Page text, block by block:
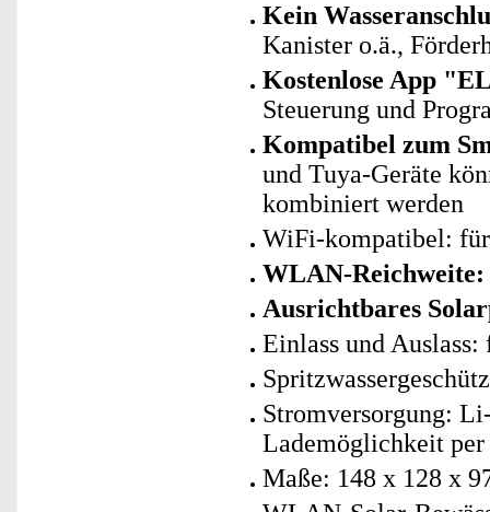
Kein
Kanister o.ä.,
Kostenlose App
Steuerung und
Kompatibel zum
und Tuya-Geräte
kombiniert werden
WiFi-kompatibel:
WLAN-Reichweite:
Ausrichtbares
Einlass und
Stromversorgung:
Lademöglichkeit
Maße: 148 x 128 x